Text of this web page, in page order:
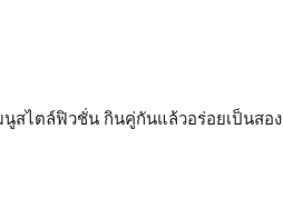
สไตล์ฟิวชั่น กินคู่กันแล้วอร่อยเป็นสอง